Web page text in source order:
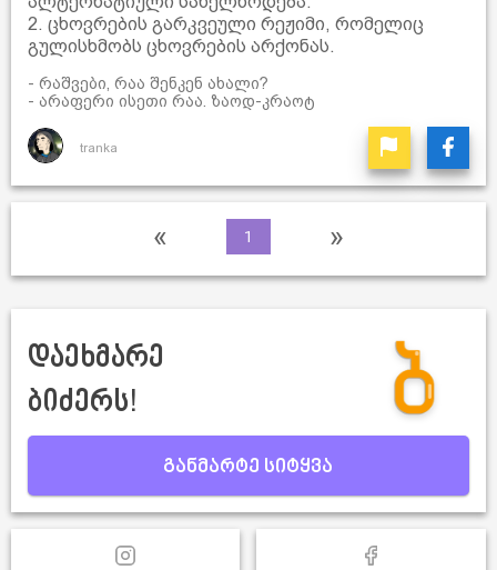
2. ცხოვრების გარკვეული რეჟიმი, რომელიც
გულისხმობს ცხოვრების არქონას.
- რაშვები, რაა შენკენ ახალი?
- არაფერი ისეთი რაა. ზაოდ-კრაოტ
tranka
« 1 »
დაეხმარე
ბიძერს!
განმარტე სიტყვა